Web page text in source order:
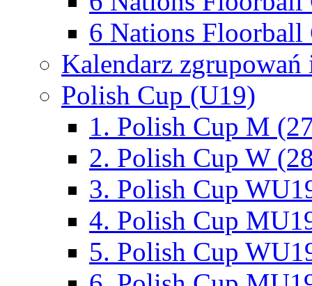
6 Nations Floorball
Kalendarz
Polish Cup (U19)
1. Polish Cup M
2. Polish Cup W
3. Polish Cup
4. Polish Cup
5. Polish Cup